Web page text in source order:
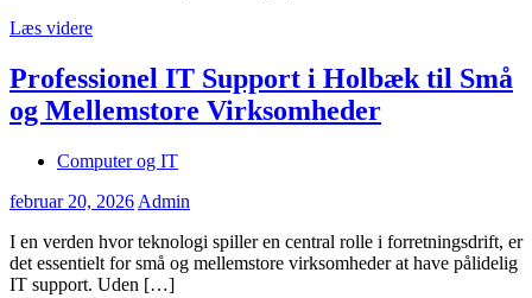
Læs videre
Professionel IT Support i Holbæk til Små
og Mellemstore Virksomheder
Computer og IT
februar 20, 2026 Admin
I en verden hvor teknologi spiller en central rolle i forretningsdrift, er
det essentielt for små og mellemstore virksomheder at have pålidelig
IT support. Uden […]